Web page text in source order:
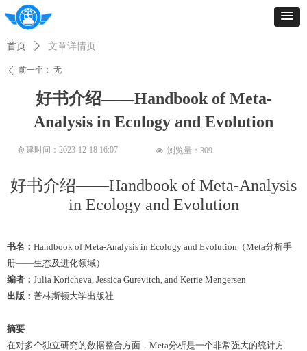
首页 ꄲ 文章详情页
好书介绍——Handbook of Meta-
Analysis in Ecology and Evolution
好书介绍——Handbook of Meta-Analysis
in Ecology and Evolution
书名： Handbook of Meta-Analysis in Ecology and Evolution（Meta分析手
册——生态及进化领域）
编者： Julia Koricheva, Jessica Gurevitch, and Kerrie Mengersen
出版： 普林斯顿大学出版社
摘要
在对多个独立研究的数据整合方面，Meta分析是一个非常强大的统计方
ꄴ 前一个： 无
创建时间： 2023-12-18 16:07 넶 浏览量： 309